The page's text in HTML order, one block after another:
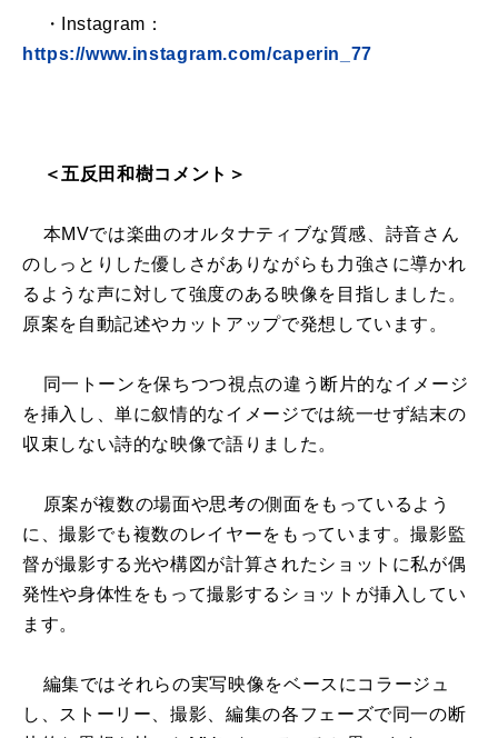
・Instagram：
https://www.instagram.com/caperin_77
＜五反田和樹コメント＞
本MVでは楽曲のオルタナティブな質感、詩音さん
のしっとりした優しさがありながらも力強さに導かれ
るような声に対して強度のある映像を目指しました。
原案を自動記述やカットアップで発想しています。
同一トーンを保ちつつ視点の違う断片的なイメージ
を挿入し、単に叙情的なイメージでは統一せず結末の
収束しない詩的な映像で語りました。
原案が複数の場面や思考の側面をもっているよう
に、撮影でも複数のレイヤーをもっています。撮影監
督が撮影する光や構図が計算されたショットに私が偶
発性や身体性をもって撮影するショットが挿入してい
ます。
編集ではそれらの実写映像をベースにコラージュ
し、ストーリー、撮影、編集の各フェーズで同一の断